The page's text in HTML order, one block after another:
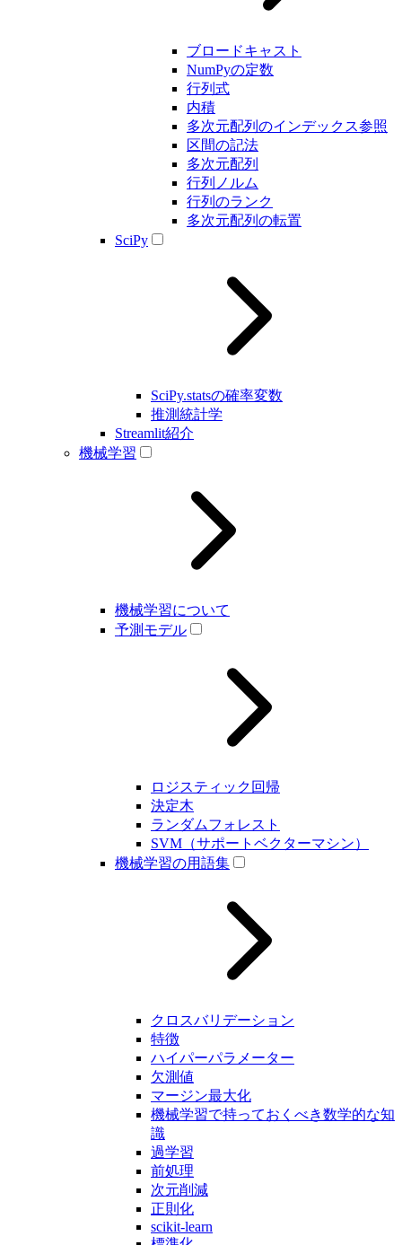
ブロードキャスト
NumPyの定数
行列式
内積
多次元配列のインデックス参照
区間の記法
多次元配列
行列ノルム
行列のランク
多次元配列の転置
SciPy
SciPy.statsの確率変数
推測統計学
Streamlit紹介
機械学習
機械学習について
予測モデル
ロジスティック回帰
決定木
ランダムフォレスト
SVM（サポートベクターマシン）
機械学習の用語集
クロスバリデーション
特徴
ハイパーパラメーター
欠測値
マージン最大化
機械学習で持っておくべき数学的な知
識
過学習
前処理
次元削減
正則化
scikit-learn